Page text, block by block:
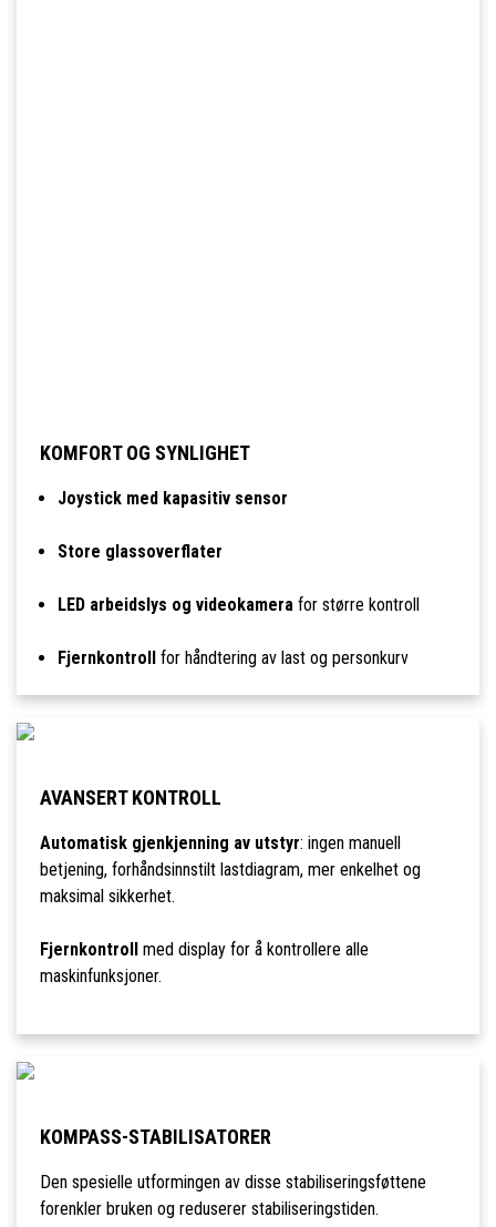
KOMFORT OG SYNLIGHET
Joystick med kapasitiv sensor
Store glassoverflater
LED arbeidslys og videokamerafor større kontroll
Fjernkontroll for håndtering av last og personkurv
AVANSERT KONTROLL
Automatisk gjenkjenning av utstyr: ingen manuell
betjening, forhåndsinnstilt lastdiagram, mer enkelhet og
maksimal sikkerhet.
Fjernkontroll
med display for å kontrollere alle
maskinfunksjoner.
KOMPASS-STABILISATORER
Den spesielle utformingen av disse stabiliseringsføttene
forenkler bruken og reduserer stabiliseringstiden.